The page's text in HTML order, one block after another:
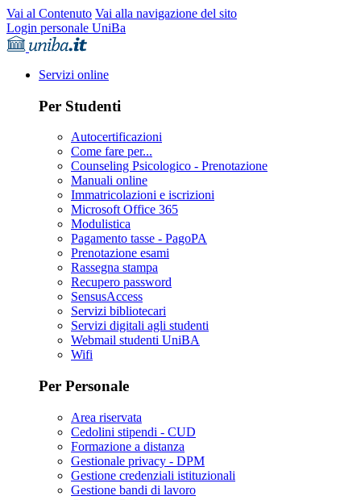
Vai al Contenuto Vai alla navigazione del sito
Login personale UniBa
Servizi online
Per Studenti
Autocertificazioni
Come fare per...
Counseling Psicologico - Prenotazione
Manuali online
Immatricolazioni e iscrizioni
Microsoft Office 365
Modulistica
Pagamento tasse - PagoPA
Prenotazione esami
Rassegna stampa
Recupero password
SensusAccess
Servizi bibliotecari
Servizi digitali agli studenti
Webmail studenti UniBA
Wifi
Per Personale
Area riservata
Cedolini stipendi - CUD
Formazione a distanza
Gestionale privacy - DPM
Gestione credenziali istituzionali
Gestione bandi di lavoro